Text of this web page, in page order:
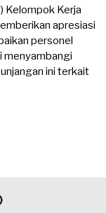
Kelompok Kerja
apresiasi
personel
menyambangi
ini terkait